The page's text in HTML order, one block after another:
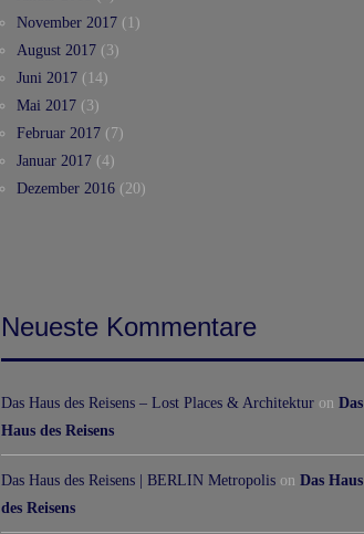
November 2017 (1)
August 2017 (3)
Juni 2017 (14)
Mai 2017 (3)
Februar 2017 (7)
Januar 2017 (4)
Dezember 2016 (20)
Neueste Kommentare
Das Haus des Reisens – Lost Places & Architektur on Das
Haus des Reisens
Das Haus des Reisens | BERLIN Metropolis on Das Haus
des Reisens